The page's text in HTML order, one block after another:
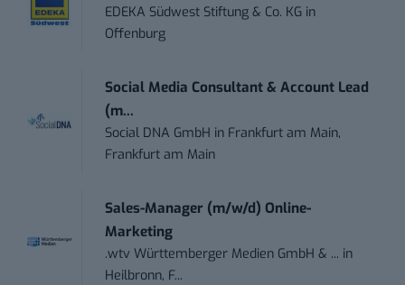
EDEKA Südwest Stiftung & Co. KG in
Offenburg
Social Media Consultant & Account Lead
(m...
Social DNA GmbH in Frankfurt am Main,
Frankfurt am Main
Sales-Manager (m/w/d) Online-
Marketing
.wtv Württemberger Medien GmbH & ... in
Heilbronn, F...